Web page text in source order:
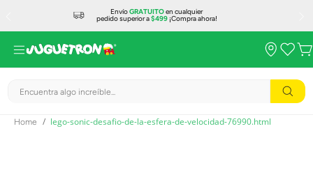
EnvíoGRATUITOen cualquier
pedido superior a$499¡Compra ahora!
Encuentra algo increíble...
lego-sonic-desafio-de-la-esfera-de-velocidad-76990.html